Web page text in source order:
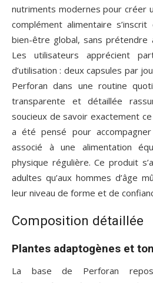
nutriments modernes pour créer
complément alimentaire
bien-être global, sans prétendre
Les utilisateurs apprécient
d’utilisation : deux capsules par
Perforan dans une routine
transparente et détaillée
soucieux de savoir exactement
a été pensé pour
associé à une alimentation
physique régulière. Ce produit
adultes qu’aux hommes d’âge
leur niveau de forme et de
Composition détaillée
Plantes adaptogènes et
La base de Perforan